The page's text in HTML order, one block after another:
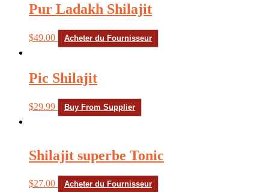
Pur Ladakh Shilajit
$49.00 Acheter du Fournisseur
Pic Shilajit
$29.99 Buy From Supplier
Shilajit superbe Tonic
$27.00 Acheter du Fournisseur